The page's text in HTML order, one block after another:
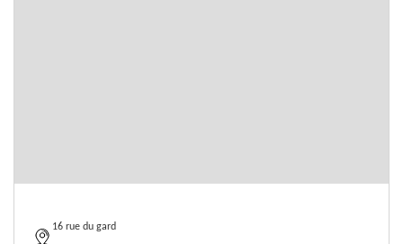
16 rue du gard